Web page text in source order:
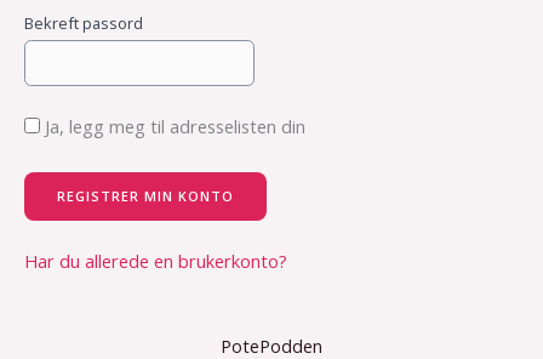
Bekreft passord
Ja, legg meg til adresselisten din
REGISTRER MIN KONTO
Har du allerede en brukerkonto?
PotePodden